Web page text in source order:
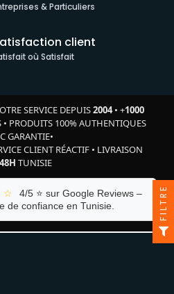
& Particuliers
client
où Satisfait
SERVICE DEPUIS2004• +1000
• PRODUITS 100% AUTHENTIQUES
GARANTIE•
CLIENT RÉACTIF • LIVRAISON
TUNISIE
☆
4/5 ⭐ sur Google Reviews –
de confiance en Tunisie.
FILTRE